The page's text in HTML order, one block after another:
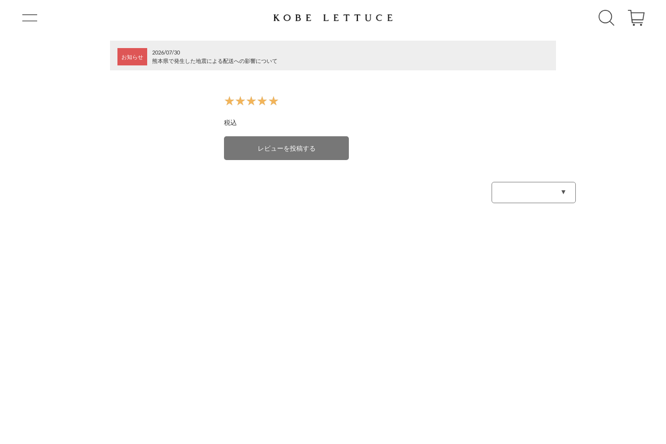
お知らせ
2026/07/30
熊本県で発生した地震による配送への影響について
★★★★★
★★★★★
税込
レビューを投稿する